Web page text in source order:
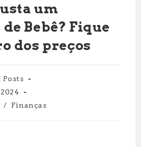
um
Bebê? Fique
dos preços
Posts
/ Finanças